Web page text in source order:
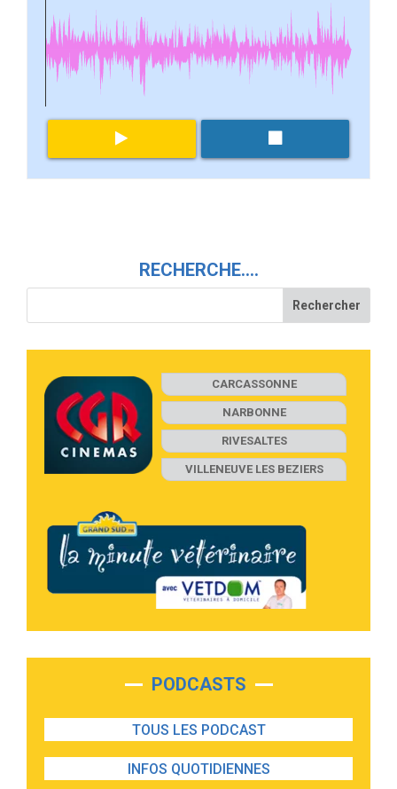
RECHERCHE….
CARCASSONNE
NARBONNE
RIVESALTES
VILLENEUVE LES BEZIERS
PODCASTS
TOUS LES PODCAST
INFOS QUOTIDIENNES